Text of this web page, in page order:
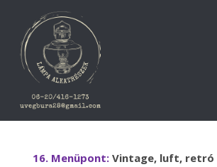
16. Menüpont:Vintage, luft, retró